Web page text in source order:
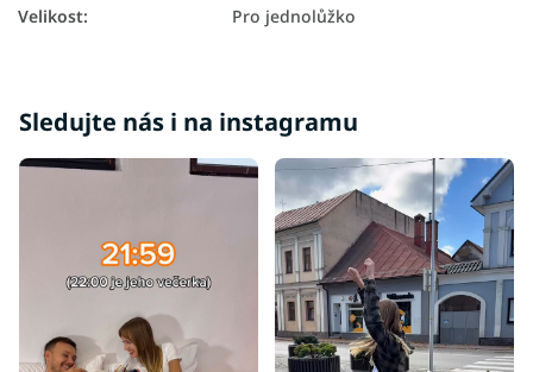
Matrace podle nosnosti - 120 kg
Velikost: Pro jednolůžko
Sledujte nás i na instagramu